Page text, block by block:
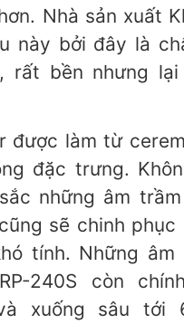
Nhà sản xuất
này bởi đây là
rất bền nhưng
được làm từ
đặc trưng.
những âm
sẽ chinh phục
tính. Những âm
240S còn
xuống sâu tới